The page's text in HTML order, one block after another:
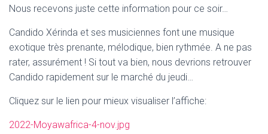
Nous recevons juste cette information pour ce soir…
Candido Xérinda et ses musiciennes font une musique
exotique très prenante, mélodique, bien rythmée. A ne pas
rater, assurément ! Si tout va bien, nous devrions retrouver
Candido rapidement sur le marché du jeudi…
Cliquez sur le lien pour mieux visualiser l’affiche:
2022-Moyawafrica-4-nov.jpg